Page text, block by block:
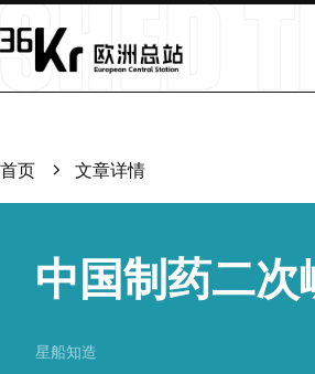
首页 文章详情
中国制药二次
星船知造